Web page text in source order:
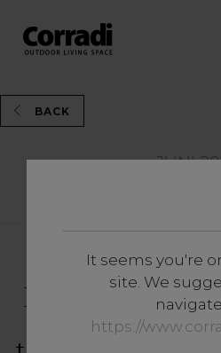
It seems you're
site. We
https://
BACK
JUNI
De beste
pergola om